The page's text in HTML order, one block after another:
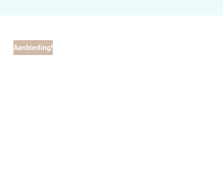
Aanbieding!